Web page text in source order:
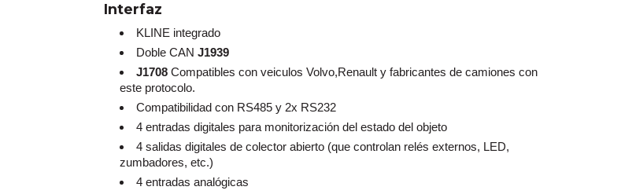
Interfaz
KLINE integrado
Doble CAN J1939
J1708 Compatibles con veiculos Volvo,Renault y fabricantes de camiones con
este protocolo.
Compatibilidad con RS485 y 2x RS232
4 entradas digitales para monitorización del estado del objeto
4 salidas digitales de colector abierto (que controlan relés externos, LED,
zumbadores, etc.)
4 entradas analógicas